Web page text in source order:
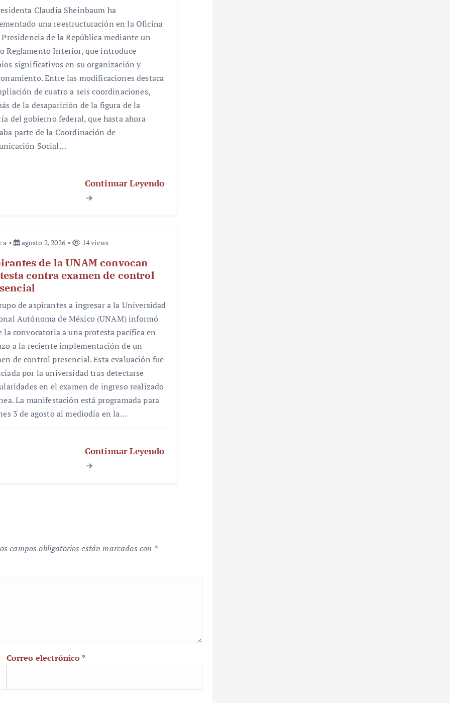
Claudia Sheinbaum ha
una reestructuración en la Oficina
Presidencia de la República mediante un
Reglamento Interior, que introduce
significativos en su organización y
Entre las modificaciones destaca
de cuatro a seis coordinaciones,
de la desaparición de la figura de la
del gobierno federal, que hasta ahora
parte de la Coordinación de
Social…
Continuar Leyendo
agosto 2, 2026 14 views
de la UNAM convocan
contra examen de control
de aspirantes a ingresar a la Universidad
Autónoma de México (UNAM) informó
la convocatoria a una protesta pacífica en
a la reciente implementación de un
de control presencial. Esta evaluación fue
por la universidad tras detectarse
en el examen de ingreso realizado
La manifestación está programada para
3 de agosto al mediodía en la…
Continuar Leyendo
campos obligatorios están marcados con *
Correo electrónico *